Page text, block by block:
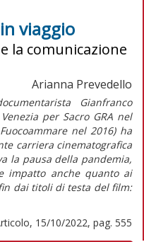
viaggio
la comunicazione
Arianna Prevedello
Gianfranco
Venezia per Sacro GRA nel
Fuocoammarenel 2016) ha
carriera cinematografica
la pausa della pandemia,
impatto anche quanto ai
dai titoli di testa del film:
15/10/2022, pag. 555